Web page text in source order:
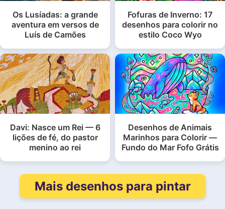
Os Lusíadas: a grande
aventura em versos de
Luís de Camões
Fofuras de Inverno: 17
desenhos para colorir no
estilo Coco Wyo
Davi: Nasce um Rei — 6
lições de fé, do pastor
menino ao rei
Desenhos de Animais
Marinhos para Colorir —
Fundo do Mar Fofo Grátis
Mais desenhos para pintar